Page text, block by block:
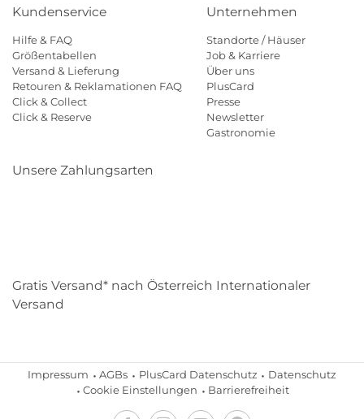
Kundenservice
Hilfe & FAQ
Größentabellen
Versand & Lieferung
Retouren & Reklamationen FAQ
Click & Collect
Click & Reserve
Unternehmen
Standorte / Häuser
Job & Karriere
Über uns
PlusCard
Presse
Newsletter
Gastronomie
Unsere Zahlungsarten
Gratis Versand* nach Österreich Internationaler
Versand
Impressum AGBs PlusCard Datenschutz
Datenschutz
Cookie Einstellungen
Barrierefreiheit